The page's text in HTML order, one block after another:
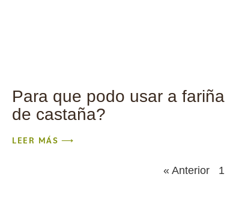
Para que podo usar a fariña
de castaña?
LEER MÁS ⟶
« Anterior 1